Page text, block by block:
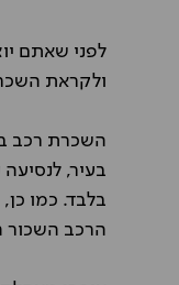
לפני שאתם
ולקראת
השכרת רכב
בעיר,
בלבד. כמו
הרכב השכור